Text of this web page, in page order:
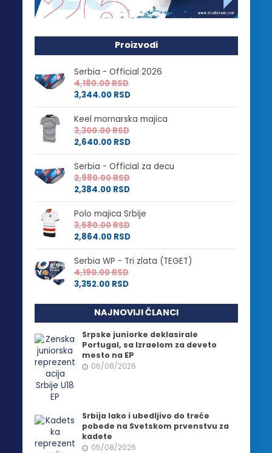
Proizvodi
Serbia - Official 2026
4,180.00RSD
3,344.00 RSD
Keel mornarska majica
3,300.00RSD
2,640.00 RSD
Serbia - Official za decu
2,980.00RSD
2,384.00 RSD
Polo majica Srbije
3,580.00RSD
2,864.00 RSD
Serbia WP - Tri zlata (TEGET)
4,190.00RSD
3,352.00 RSD
NAJNOVIJI ČLANCI
Srpske juniorke deklasirale
Portugal, sa Izraelom za deveto
mesto na EP
06/08/2026
Srbija lako i ubedljivo do treće
pobede na Svetskom prvenstvu za
kadete
05/08/2026